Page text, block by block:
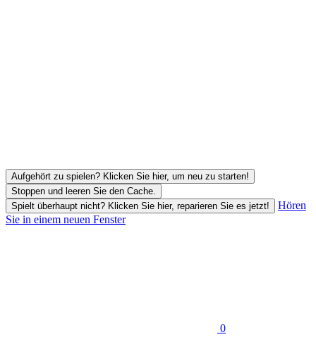
Aufgehört zu spielen? Klicken Sie hier, um neu zu starten!
Stoppen und leeren Sie den Cache.
Spielt überhaupt nicht? Klicken Sie hier, reparieren Sie es jetzt!
Hören
Sie in einem neuen Fenster
0